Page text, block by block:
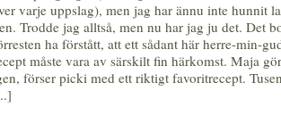
varje uppslag), men jag har ännu inte hunnit
Trodde jag alltså, men nu har jag ju det. Det
ha förstått, att ett sådant här herre-min-
måste vara av särskilt fin härkomst. Maja
förser picki med ett riktigt favoritrecept.